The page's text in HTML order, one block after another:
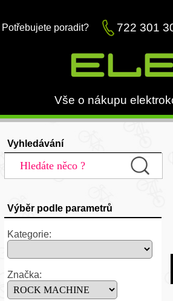
Potřebujete poradit? 722 301
Vše o nákupu
Vyhledávání
Výběr podle parametrů
Kategorie:
Značka: